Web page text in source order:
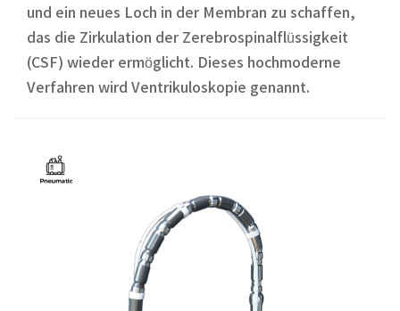
und ein neues Loch in der Membran zu schaffen,
das die Zirkulation der Zerebrospinalflüssigkeit
(CSF) wieder ermöglicht. Dieses hochmoderne
Verfahren wird Ventrikuloskopie genannt.